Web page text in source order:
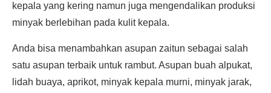
kepala yang kering namun juga mengendalikan produksi
minyak berlebihan pada kulit kepala.
Anda bisa menambahkan asupan zaitun sebagai salah
satu asupan terbaik untuk rambut. Asupan buah alpukat,
lidah buaya, aprikot, minyak kepala murni, minyak jarak,